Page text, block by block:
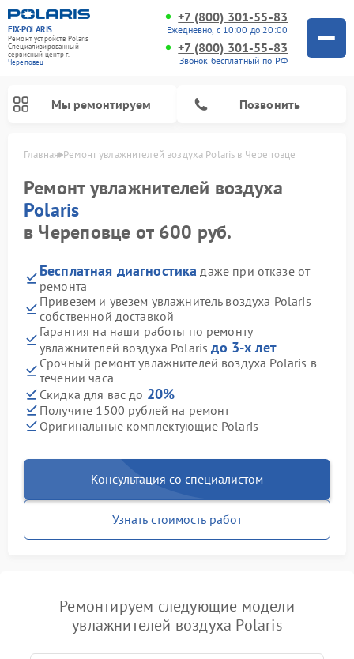
FIX-POLARIS
Ремонт устройств Polaris
Специализированный
cервисный центр г.
Череповец
+7 (800) 301-55-83
Ежедневно, с 10:00 до 20:00
+7 (800) 301-55-83
Звонок бесплатный по РФ
Мы ремонтируем Позвонить
Главная Ремонт увлажнителей воздуха Polaris в Череповце
Ремонт увлажнителей воздуха
Polaris
в Череповце от 600 руб.
Бесплатная диагностика даже при отказе от
ремонта
Привезем и увезем увлажнитель воздуха Polaris
собственной доставкой
Гарантия на наши работы по ремонту
увлажнителей воздуха Polarisдо 3-х лет
Срочный ремонт увлажнителей воздуха Polaris в
течении часа
Скидка для вас до 20%
Получите 1500 рублей на ремонт
Оригинальные комплектующие Polaris
Консультация со специалистом
Узнать стоимость работ
Ремонтируем следующие модели
увлажнителей воздуха Polaris